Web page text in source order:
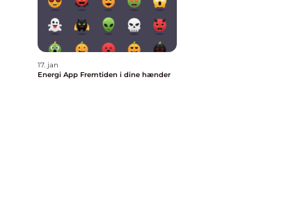
17. jan
Energi App Fremtiden i dine hænder